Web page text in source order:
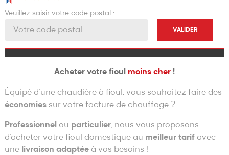
Veuillez saisir votre code postal :
VALIDER
Acheter votre fioul moins cher !
Équipé d’une chaudière à fioul, vous souhaitez faire des
économies sur votre facture de chauffage ?
Professionnel ou particulier, nous vous proposons
d’acheter votre fioul domestique au meilleur tarif avec
une livraison adaptée à vos besoins !